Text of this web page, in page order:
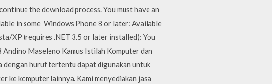
the download process. You must have an
in some Windows Phone 8 or later: Available
XP (requires .NET 3.5 or later installed): You
Maseleno Kamus Istilah Komputer dan
dengan huruf tertentu dapat digunakan untuk
ke komputer lainnya. Kami menyediakan jasa